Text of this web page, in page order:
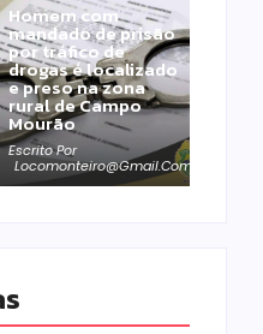
Homem com
mandado de prisão
por tráfico de
drogas é localizado
e preso na zona
rural de Campo
Mourão
Escrito Por
Locomonteiro@gmail.com